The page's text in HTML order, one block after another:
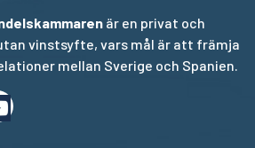
är en privat och
vinstsyfte, vars mål är att främja
mellan Sverige och Spanien.